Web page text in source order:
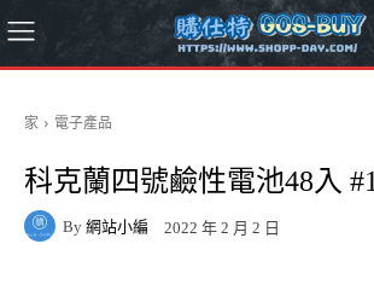
家 電子產品
科克蘭四號鹼性電池48入
By 網站小編 2022 年 2 月 2 日